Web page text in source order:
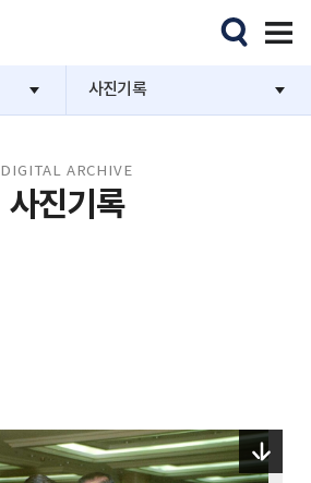
사진기록
DIGITAL ARCHIVE
사진기록